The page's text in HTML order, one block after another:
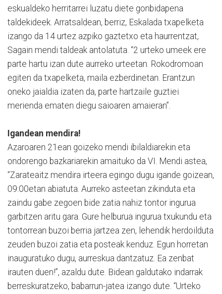
eskualdeko herritarrei luzatu diete gonbidapena
taldekideek. Arratsaldean, berriz, Eskalada txapelketa
izango da 14 urtez azpiko gaztetxo eta haurrentzat,
Sagain mendi taldeak antolatuta. “2 urteko umeek ere
parte hartu izan dute aurreko urteetan. Rokodromoan
egiten da txapelketa, maila ezberdinetan. Erantzun
oneko jaialdia izaten da, parte hartzaile guztiei
merienda ematen diegu saioaren amaieran”.
Igandean mendira!
Azaroaren 21ean goizeko mendi ibilaldiarekin eta
ondorengo bazkariarekin amaituko da VI. Mendi astea,
“Zarateaitz mendira irteera egingo dugu igande goizean,
09:00etan abiatuta. Aurreko asteetan zikinduta eta
zaindu gabe zegoen bide zatia nahiz tontor ingurua
garbitzen aritu gara. Gure helburua ingurua txukundu eta
tontorrean buzoi berria jartzea zen, lehendik herdoilduta
zeuden buzoi zatia eta posteak kenduz. Egun horretan
inauguratuko dugu, aurreskua dantzatuz. Ea zenbat
irauten duen!”, azaldu dute. Bidean galdutako indarrak
berreskuratzeko, babarrun-jatea izango dute. “Urteko